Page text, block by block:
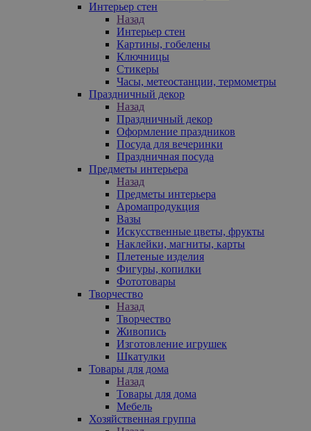
Интерьер стен
Назад
Интерьер стен
Картины, гобелены
Ключницы
Стикеры
Часы, метеостанции, термометры
Праздничный декор
Назад
Праздничный декор
Оформление праздников
Посуда для вечеринки
Праздничная посуда
Предметы интерьера
Назад
Предметы интерьера
Аромапродукция
Вазы
Искусственные цветы, фрукты
Наклейки, магниты, карты
Плетеные изделия
Фигуры, копилки
Фототовары
Творчество
Назад
Творчество
Живопись
Изготовление игрушек
Шкатулки
Товары для дома
Назад
Товары для дома
Мебель
Хозяйственная группа